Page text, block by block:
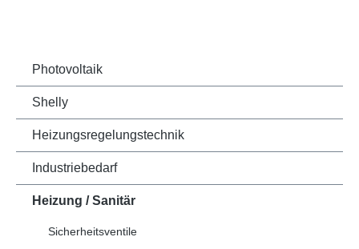
Photovoltaik
Shelly
Heizungsregelungstechnik
Industriebedarf
Heizung / Sanitär
Sicherheitsventile